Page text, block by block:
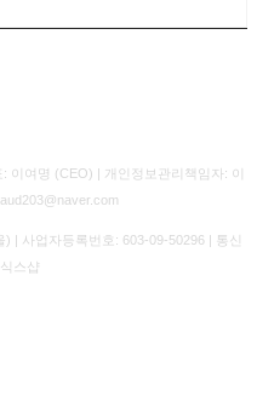
이여명 (CEO) | 개인정보관리책임자: 이
) | 사업자등록번호: 603-09-50296 | 통신
스샵